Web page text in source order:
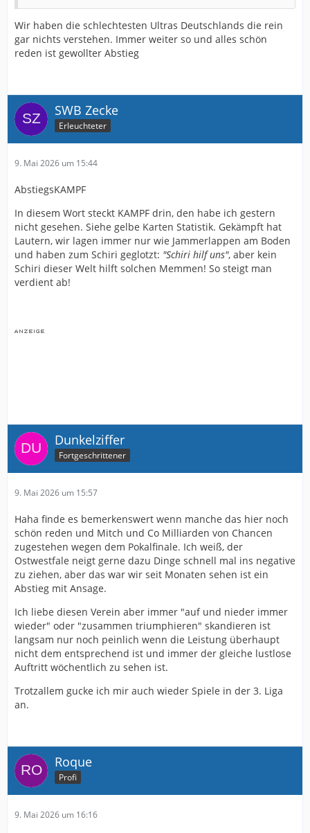
Wir haben die schlechtesten Ultras Deutschlands die rein
gar nichts verstehen. Immer weiter so und alles schön
reden ist gewollter Abstieg
SWB Zecke
Erleuchteter
9. Mai 2026 um 15:44
AbstiegsKAMPF
In diesem Wort steckt KAMPF drin, den habe ich gestern
nicht gesehen. Siehe gelbe Karten Statistik. Gekämpft hat
Lautern, wir lagen immer nur wie Jammerlappen am Boden
und haben zum Schiri geglotzt: "Schiri hilf uns", aber kein
Schiri dieser Welt hilft solchen Memmen! So steigt man
verdient ab!
Dunkelziffer
Fortgeschrittener
9. Mai 2026 um 15:57
Haha finde es bemerkenswert wenn manche das hier noch
schön reden und Mitch und Co Milliarden von Chancen
zugestehen wegen dem Pokalfinale. Ich weiß, der
Ostwestfale neigt gerne dazu Dinge schnell mal ins negative
zu ziehen, aber das war wir seit Monaten sehen ist ein
Abstieg mit Ansage.
Ich liebe diesen Verein aber immer "auf und nieder immer
wieder" oder "zusammen triumphieren" skandieren ist
langsam nur noch peinlich wenn die Leistung überhaupt
nicht dem entsprechend ist und immer der gleiche lustlose
Auftritt wöchentlich zu sehen ist.
Trotzallem gucke ich mir auch wieder Spiele in der 3. Liga
an.
Roque
Profi
9. Mai 2026 um 16:16